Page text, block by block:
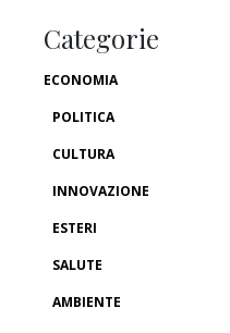
Categorie
ECONOMIA
POLITICA
CULTURA
INNOVAZIONE
ESTERI
SALUTE
AMBIENTE